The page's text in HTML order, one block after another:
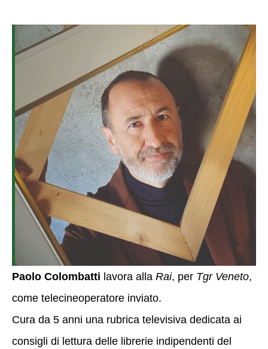
Paolo Colombatti lavora alla Rai, per Tgr Veneto,
come telecineoperatore inviato.
Cura da 5 anni una rubrica televisiva dedicata ai
consigli di lettura delle librerie indipendenti del